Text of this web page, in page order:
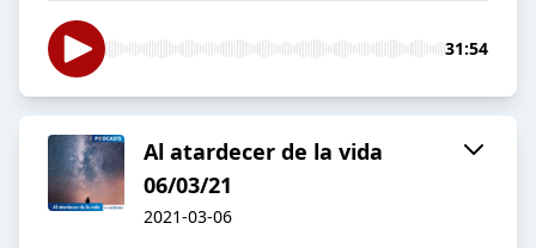
31:54
Al atardecer de la vida
06/03/21
2021-03-06